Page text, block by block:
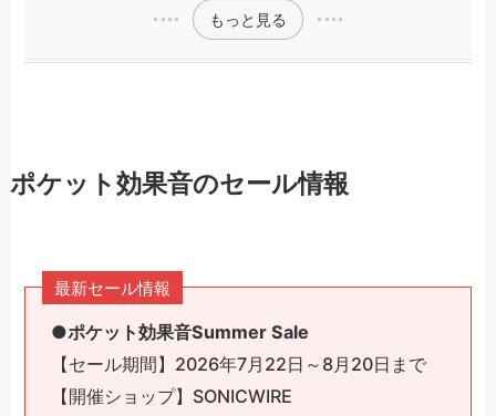
もっと見る
ポケット効果音のセール情報
最新セール情報
●ポケット効果音Summer Sale
【セール期間】2026年7月22日～8月20日まで
【開催ショップ】SONICWIRE